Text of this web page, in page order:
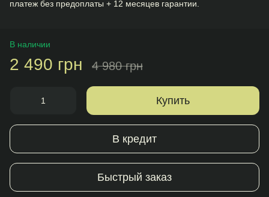
платеж без предоплаты + 12 месяцев гарантии.
В наличии
2 490 грн 4 980 грн
Купить
В кредит
Быстрый заказ